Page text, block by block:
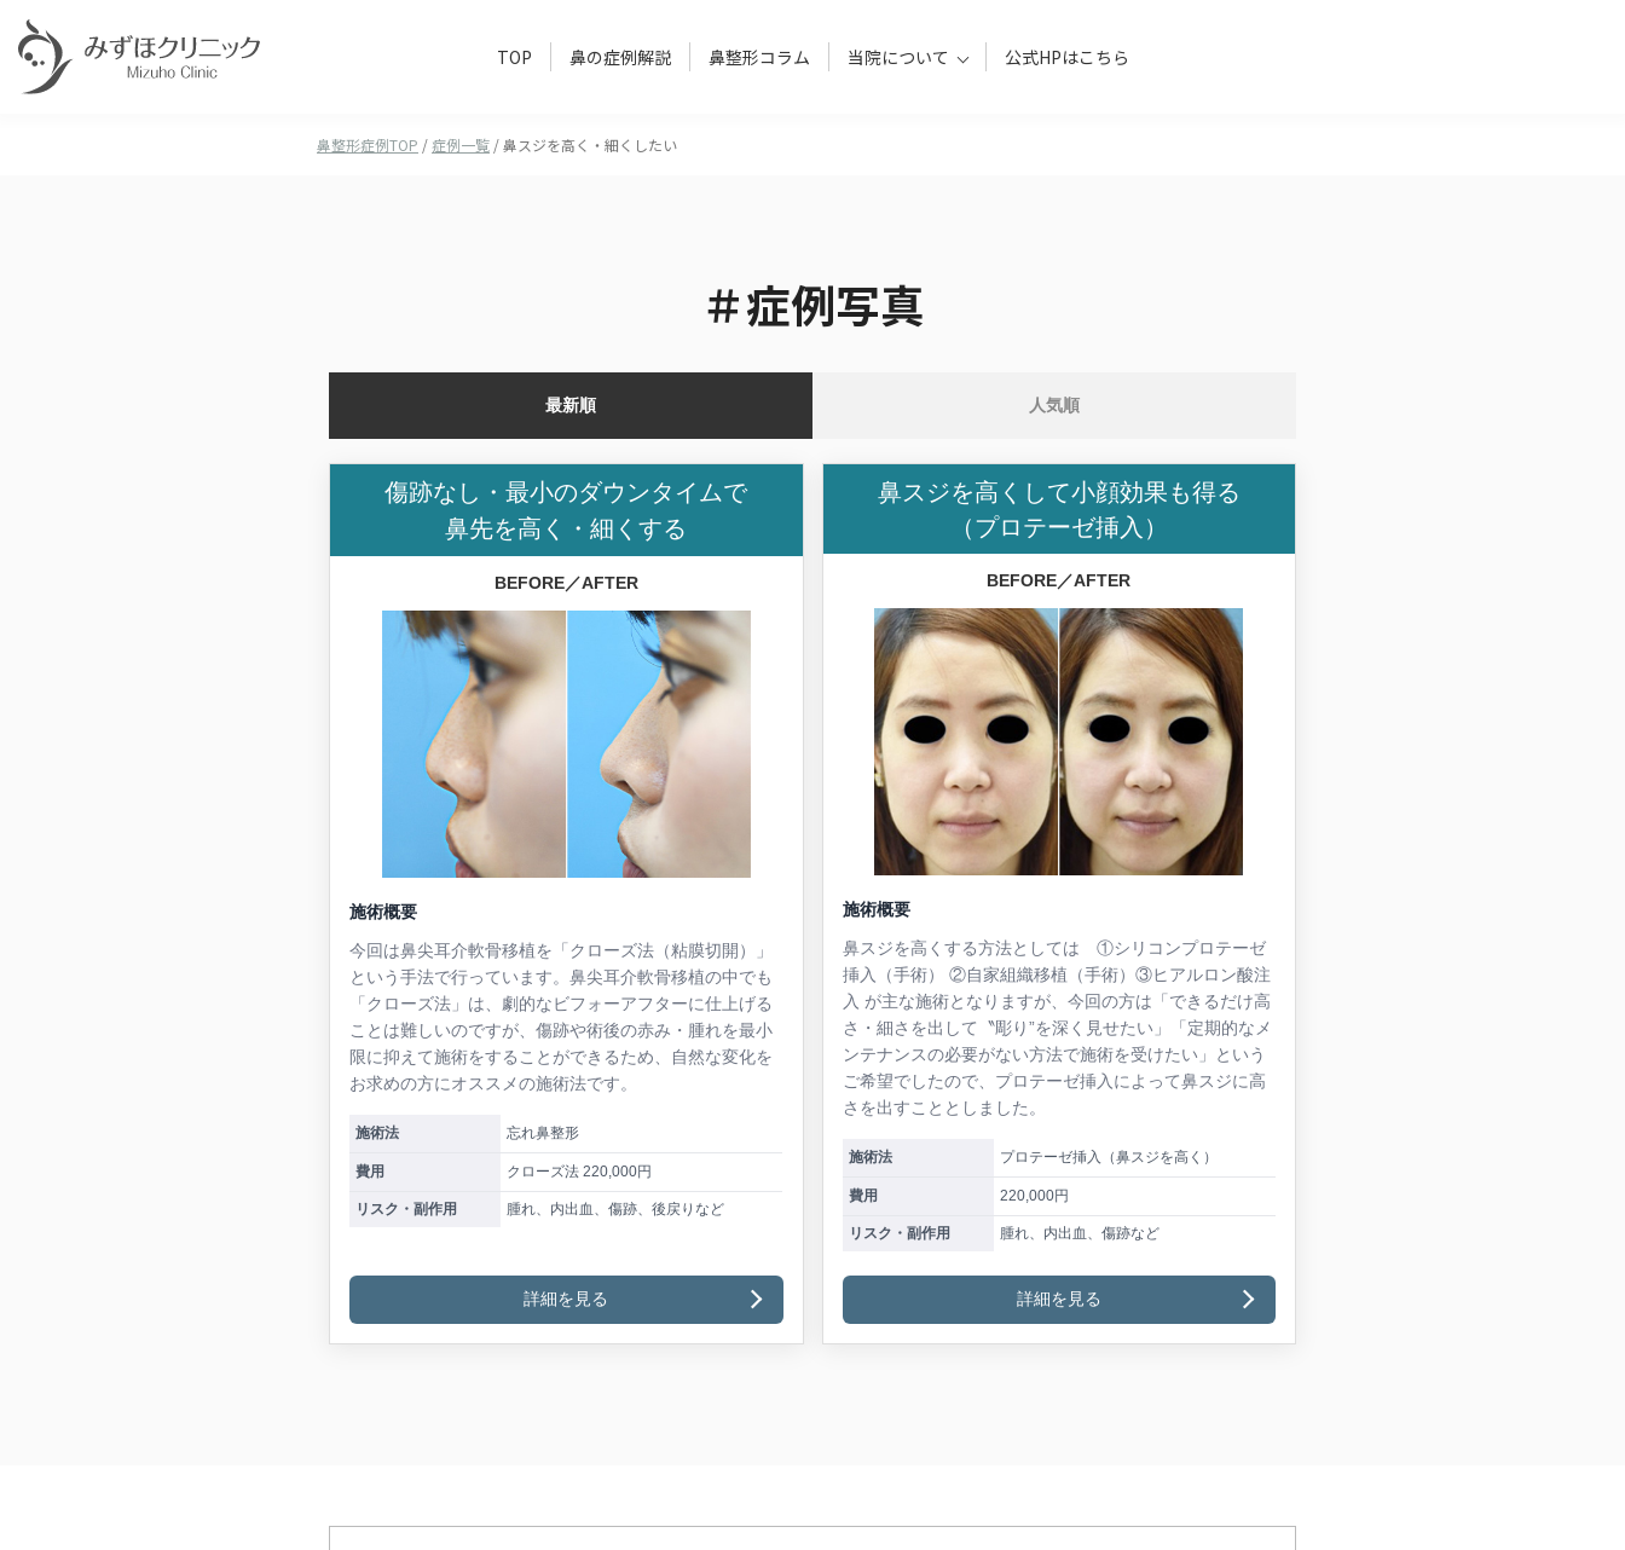
TOP 鼻の症例解説 鼻整形コラム 当院について 公式HPはこちら
鼻整形症例TOP /症例一覧 /鼻スジを高く・細くしたい
＃症例写真
最新順 人気順
傷跡なし・最小のダウンタイムで
鼻先を高く・細くする
BEFORE／AFTER
施術概要
今回は鼻尖耳介軟骨移植を「クローズ法（粘膜切開）」
という手法で行っています。鼻尖耳介軟骨移植の中でも
「クローズ法」は、劇的なビフォーアフターに仕上げる
ことは難しいのですが、傷跡や術後の赤み・腫れを最小
限に抑えて施術をすることができるため、自然な変化を
お求めの方にオススメの施術法です。
施術法 忘れ鼻整形
費用 クローズ法 220,000円
リスク・副作用 腫れ、内出血、傷跡、後戻りなど
詳細を見る
鼻スジを高くして小顔効果も得る
（プロテーゼ挿入）
BEFORE／AFTER
施術概要
鼻スジを高くする方法としては ①シリコンプロテーゼ
挿入（手術） ②自家組織移植（手術）③ヒアルロン酸注
入 が主な施術となりますが、今回の方は「できるだけ高
さ・細さを出して〝彫り”を深く見せたい」「定期的なメ
ンテナンスの必要がない方法で施術を受けたい」という
ご希望でしたので、プロテーゼ挿入によって鼻スジに高
さを出すこととしました。
施術法 プロテーゼ挿入（鼻スジを高く）
費用 220,000円
リスク・副作用 腫れ、内出血、傷跡など
詳細を見る